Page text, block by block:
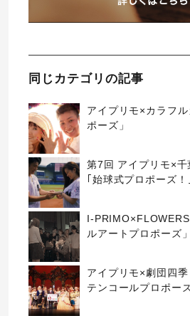
同じカテゴリの記事
アイプリモ×カラフ
ポーズ」
第7回 アイプリモ×
｢始球式プロポーズ！
I-
ルアートプロポーズ」
アイプリモ×劇団四
テンコールプロポー